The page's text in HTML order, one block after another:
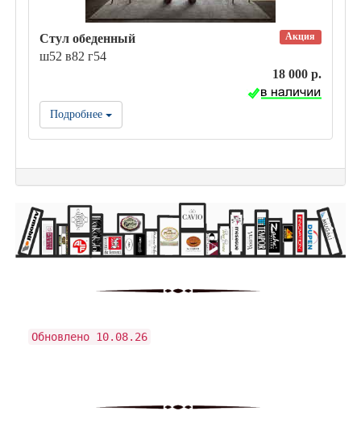
Акция
Стул обеденный
ш52 в82 г54
18 000 р.
Подробнее
Обновлено 10.08.26